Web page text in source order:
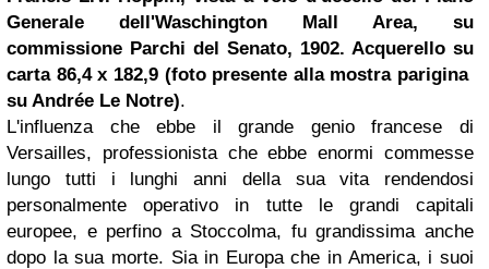
Generale dell'Waschington Mall Area, su
commissione Parchi del Senato, 1902. Acquerello su
carta 86,4 x 182,9 (foto presente alla mostra parigina
su Andrée Le Notre).
L'influenza che ebbe il grande genio francese di
Versailles, professionista che ebbe enormi commesse
lungo tutti i lunghi anni della sua vita rendendosi
personalmente operativo in tutte le grandi capitali
europee, e perfino a Stoccolma, fu grandissima anche
dopo la sua morte. Sia in Europa che in America, i suoi